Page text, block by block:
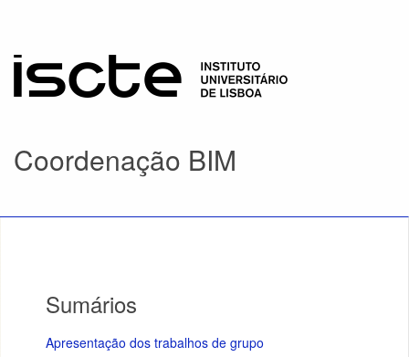
Coordenação BIM
Sumários
Apresentação dos trabalhos de grupo